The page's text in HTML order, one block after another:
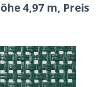
4,97 m, Preis